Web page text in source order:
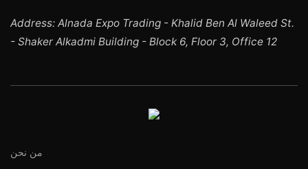
Address: Alnada Expo Trading - Khalid Ben Al Waleed St.
- Shaker Alkadmi Building - Block 6, Floor 3, Office 12
من نحن